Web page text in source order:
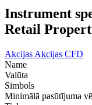
Instrument
Retail
Akcijas Akcijas CFD
Name
Valūta
Simbols
Minimālā pasūtījuma